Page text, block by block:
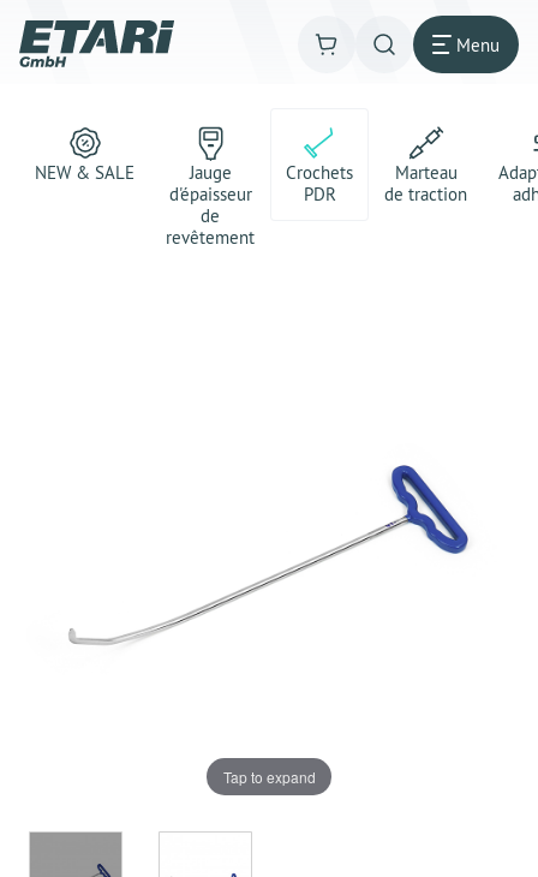
Menu
NEW & SALE
Jauge
d'épaisseur
de
revêtement
Crochets
PDR
Marteau
de traction
Tap to expand